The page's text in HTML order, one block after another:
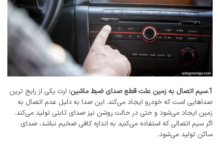
1.سیم اتصال به زمین علت قطع صدای ضبط ماشین:
ارت یکی از رایج ترین
صداهایی است که خودرو ایجاد می‌کند. این صدا به دلیل عدم اتصال به
زمین ایجاد می‌شود و حتی در حالت روشن نیز صدای ثابتی تولید می‌کند.
اگر سیم اتصالی که استفاده می‌کنید به اندازه کافی ضخیم نباشد، صدای
ساکن تولید می‌شود.